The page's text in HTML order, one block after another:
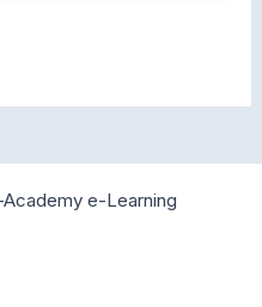
e-Learning